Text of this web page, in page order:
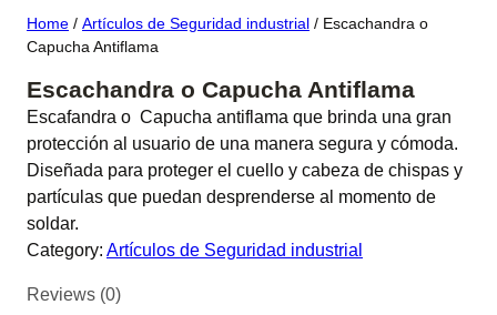
Home / Artículos de Seguridad industrial / Escachandra o
Capucha Antiflama
Escachandra o Capucha Antiflama
Escafandra o Capucha antiflama que brinda una gran
protección al usuario de una manera segura y cómoda.
Diseñada para proteger el cuello y cabeza de chispas y
partículas que puedan desprenderse al momento de
soldar.
Category: Artículos de Seguridad industrial
Reviews (0)